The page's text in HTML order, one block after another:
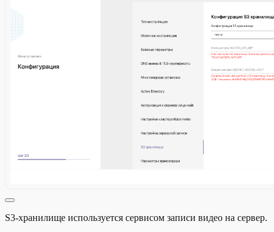
S3-хранилище используется сервисом записи видео на сервер.